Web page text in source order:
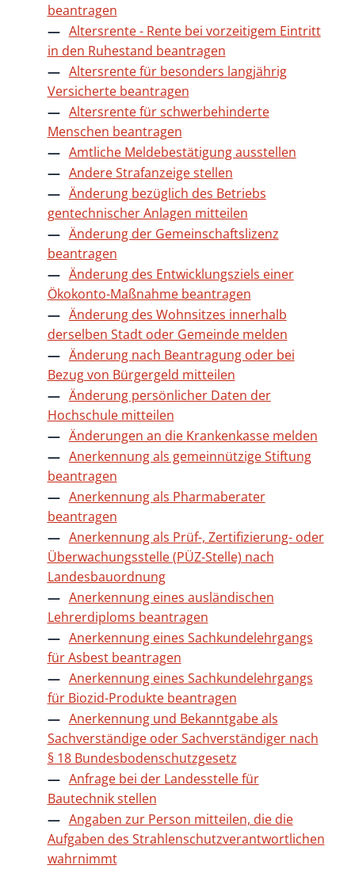
beantragen
Altersrente - Rente bei vorzeitigem Eintritt
in den Ruhestand beantragen
Altersrente für besonders langjährig
Versicherte beantragen
Altersrente für schwerbehinderte
Menschen beantragen
Amtliche Meldebestätigung ausstellen
Andere Strafanzeige stellen
Änderung bezüglich des Betriebs
gentechnischer Anlagen mitteilen
Änderung der Gemeinschaftslizenz
beantragen
Änderung des Entwicklungsziels einer
Ökokonto-Maßnahme beantragen
Änderung des Wohnsitzes innerhalb
derselben Stadt oder Gemeinde melden
Änderung nach Beantragung oder bei
Bezug von Bürgergeld mitteilen
Änderung persönlicher Daten der
Hochschule mitteilen
Änderungen an die Krankenkasse melden
Anerkennung als gemeinnützige Stiftung
beantragen
Anerkennung als Pharmaberater
beantragen
Anerkennung als Prüf-, Zertifizierung- oder
Überwachungsstelle (PÜZ-Stelle) nach
Landesbauordnung
Anerkennung eines ausländischen
Lehrerdiploms beantragen
Anerkennung eines Sachkundelehrgangs
für Asbest beantragen
Anerkennung eines Sachkundelehrgangs
für Biozid-Produkte beantragen
Anerkennung und Bekanntgabe als
Sachverständige oder Sachverständiger nach
§ 18 Bundesbodenschutzgesetz
Anfrage bei der Landesstelle für
Bautechnik stellen
Angaben zur Person mitteilen, die die
Aufgaben des Strahlenschutzverantwortlichen
wahrnimmt